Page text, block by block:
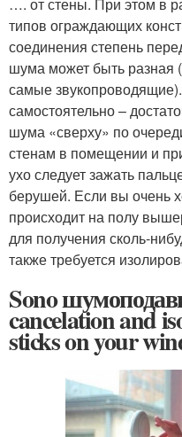
…. от стены. При этом в
типов ограждающих
соединения степень
шума может быть разная
самые
самостоятельно –
шума «сверху» по
стенам в помещении и
ухо следует зажать
берушей. Если вы очень
происходит на полу
для получения сколь-
также требуется
Sono
cancelation and
sticks on your